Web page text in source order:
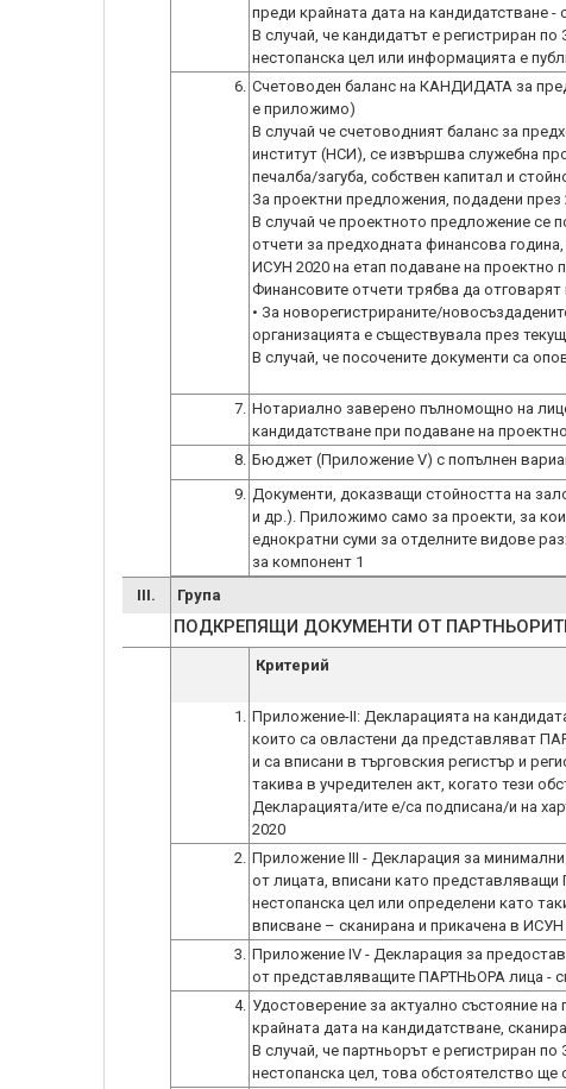
преди крайната дата на кандидатстване
В случай, че кандидатът е регистриран
6. Счетоводен баланс на КАНДИДАТА за
е приложимо)
В случай че счетоводният баланс за
институт (НСИ), се извършва служебна
печалба/загуба, собствен капитал и
За проектни предложения, подадени
В случай че проектното предложение се
отчети за предходната финансова
ИСУН 2020 на етап подаване на проектно
Финансовите отчети трябва да
• За новорегистрираните/
организацията е съществувала през
В случай, че посочените документи са
7. Нотариално заверено пълномощно на
кандидатстване при подаване на
8. Бюджет (Приложение V) с попълнен
9. Документи, доказващи стойността на
и др.). Приложимо само за проекти, за
еднократни суми за отделните видове
за компонент 1
III. Група
ПОДКРЕПЯЩИ ДОКУМЕНТИ ОТ ПАРТНЬОРИТЕ
Критерий
1. Приложение-ІІ: Декларацията на
които са овластени да представляват
и са вписани в търговския регистър и
такива в учредителен акт, когато тези
Декларацията/ите е/са подписана/и на
2. Приложение III - Декларация за
от лицата, вписани като
нестопанска цел или определени като
вписване – сканирана и прикачена в ИСУН
3. Приложение IV - Декларация за
от представляващите ПАРТНЬОРА лица -
4. Удостоверение за актуално състояние
крайната дата на кандидатстване,
В случай, че партньорът е регистриран